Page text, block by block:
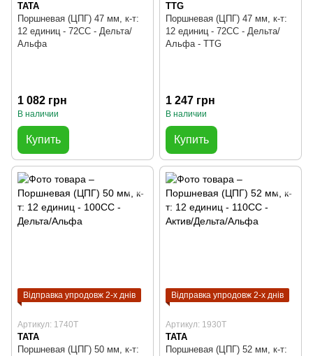
TATA
Поршневая (ЦПГ) 47 мм, к-т:
12 единиц - 72СС - Дельта/
Альфа
1 082 грн
В наличии
Купить
TTG
Поршневая (ЦПГ) 47 мм, к-т:
12 единиц - 72СС - Дельта/
Альфа - TTG
1 247 грн
В наличии
Купить
Відправка упродовж 2-х днів
Артикул: 1740T
TATA
Поршневая (ЦПГ) 50 мм, к-т:
Відправка упродовж 2-х днів
Артикул: 1930T
TATA
Поршневая (ЦПГ) 52 мм, к-т: